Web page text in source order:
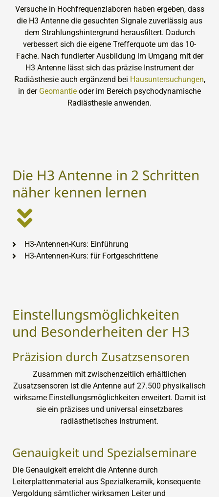
Versuche in Hochfrequenzlaboren haben ergeben, dass
die H3 Antenne die gesuchten Signale zuverlässig aus
dem Strahlungshintergrund herausfiltert. Dadurch
verbessert sich die eigene Trefferquote um das 10-
Fache. Nach fundierter Ausbildung im Umgang mit der
H3 Antenne lässt sich das präzise Instrument der
Radiästhesie auch ergänzend bei Hausuntersuchungen,
in der Geomantie oder im Bereich psychodynamische
Radiästhesie anwenden.
Die H3 Antenne in 2 Schritten
näher kennen lernen
H3-Antennen-Kurs: Einführung
H3-Antennen-Kurs: für Fortgeschrittene
Einstellungsmöglichkeiten
und Besonderheiten der H3
Präzision durch Zusatzsensoren
Zusammen mit zwischenzeitlich erhältlichen
Zusatzsensoren ist die Antenne auf 27.500 physikalisch
wirksame Einstellungsmöglichkeiten erweitert. Damit ist
sie ein präzises und universal einsetzbares
radiästhetisches Instrument.
Genauigkeit und Spezialseminare
Die Genauigkeit erreicht die Antenne durch
Leiterplattenmaterial aus Spezialkeramik, konsequente
Vergoldung sämtlicher wirksamen Leiter und